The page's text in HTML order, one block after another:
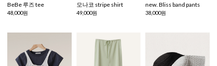
BeBe 루즈 tee
48,000원
모나코 stripe shirt
49,000원
new. Bliss band pants
38,000원